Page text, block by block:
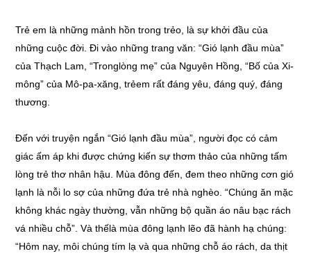
Trẻ em là những mảnh hồn trong trẻo, là sự khởi đầu của
những cuộc đời. Đi vào những trang văn: “Gió lạnh đầu mùa”
của Thạch Lam, “Tronglòng mẹ” của Nguyên Hồng, “Bố của Xi-
mông” của Mô-pa-xăng, trẻem rất đáng yêu, đáng quý, đáng
thương.
Đến với truyện ngắn “Gió lạnh đầu mùa”, người đọc có cảm
giác ấm áp khi được chứng kiến sự thơm thảo của những tấm
lòng trẻ thơ nhân hậu. Mùa đông đến, đem theo những cơn gió
lạnh là nỗi lo sợ của những đứa trẻ nhà nghèo. “Chúng ăn mặc
không khác ngày thường, vẫn những bộ quần áo nâu bạc rách
vá nhiều chỗ”. Và thếlà mùa đông lạnh lẽo đã hành hạ chúng:
“Hôm nay, môi chúng tím lạ và qua những chỗ áo rách, da thịt